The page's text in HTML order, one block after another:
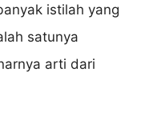
istilah yang
satunya
arti dari